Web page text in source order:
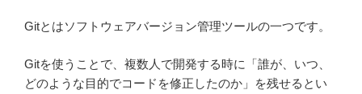
Gitとはソフトウェアバージョン管理ツールの一つです。
Gitを使うことで、複数人で開発する時に「誰が、いつ、
どのような目的でコードを修正したのか」を残せるとい